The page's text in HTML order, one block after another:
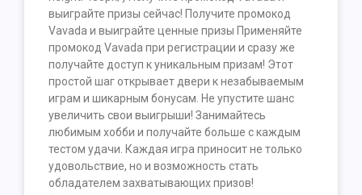
выиграйте призы сейчас! Получите промокод
Vavada и выиграйте ценные призы Применяйте
промокод Vavada при регистрации и сразу же
получайте доступ к уникальным призам! Этот
простой шаг открывает двери к незабываемым
играм и шикарным бонусам. Не упустите шанс
увеличить свои выигрыши! Занимайтесь
любимым хобби и получайте больше с каждым
тестом удачи. Каждая игра приносит не только
удовольствие, но и возможность стать
обладателем захватывающих призов!